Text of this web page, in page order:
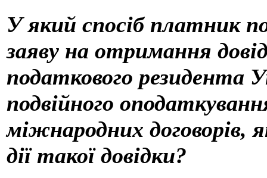
У який спосіб
заяву на отримання
податкового резидента
подвійного
міжнародних договорів,
дії такої довідки?